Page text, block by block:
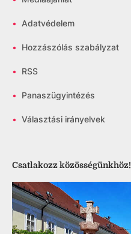
• Adatvédelem
• Hozzászólás szabályzat
• RSS
• Panaszügyintézés
• Választási irányelvek
Csatlakozz közösségünkhöz!